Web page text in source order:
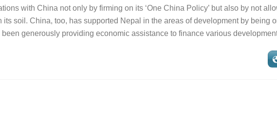
with China not only by firming on its ‘One China Policy’ but also by not
its soil. China, too, has supported Nepal in the areas of development by being
generously providing economic assistance to finance various